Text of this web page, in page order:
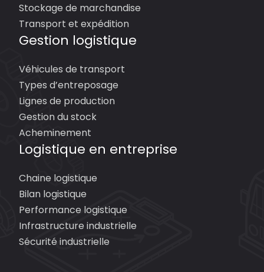
Stockage de marchandise
Transport et expédition
Gestion logistique
Véhicules de transport
Types d’entreposage
Lignes de production
Gestion du stock
Acheminement
Logistique en entreprise
Chaine logistique
Bilan logistique
Performance logistique
Infrastructure industrielle
Sécurité industrielle